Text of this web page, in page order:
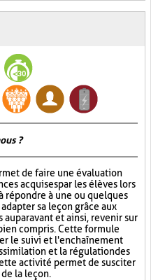
?
de faire une évaluation
acquises par les élèves lors
répondre à une ou quelques
sa leçon grâce aux
et ainsi, revenir sur
compris. Cette formule
le suivi et l'enchaînement
et la régulation des
activité permet de susciter
la leçon.